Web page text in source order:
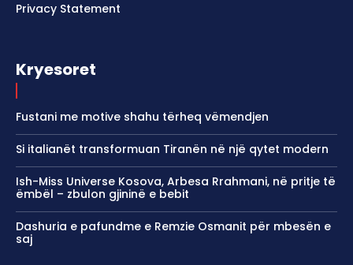
Privacy Statement
Kryesoret
Fustani me motive shahu tërheq vëmendjen
Si italianët transformuan Tiranën në një qytet modern
Ish-Miss Universe Kosova, Arbesa Rrahmani, në pritje të
ëmbël – zbulon gjininë e bebit
Dashuria e pafundme e Remzie Osmanit për mbesën e
saj